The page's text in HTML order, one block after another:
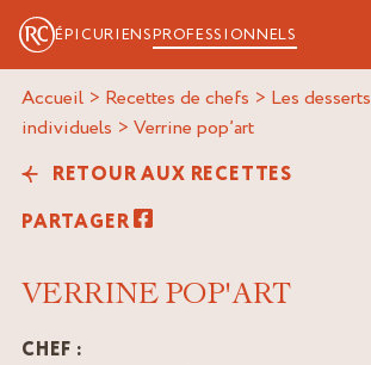
ÉPICURIENSPROFESSIONNELS
Accueil > Recettes de chefs > Les desserts
individuels > verrine pop’art
RETOUR AUX RECETTES
PARTAGER
VERRINE POP'ART
CHEF :